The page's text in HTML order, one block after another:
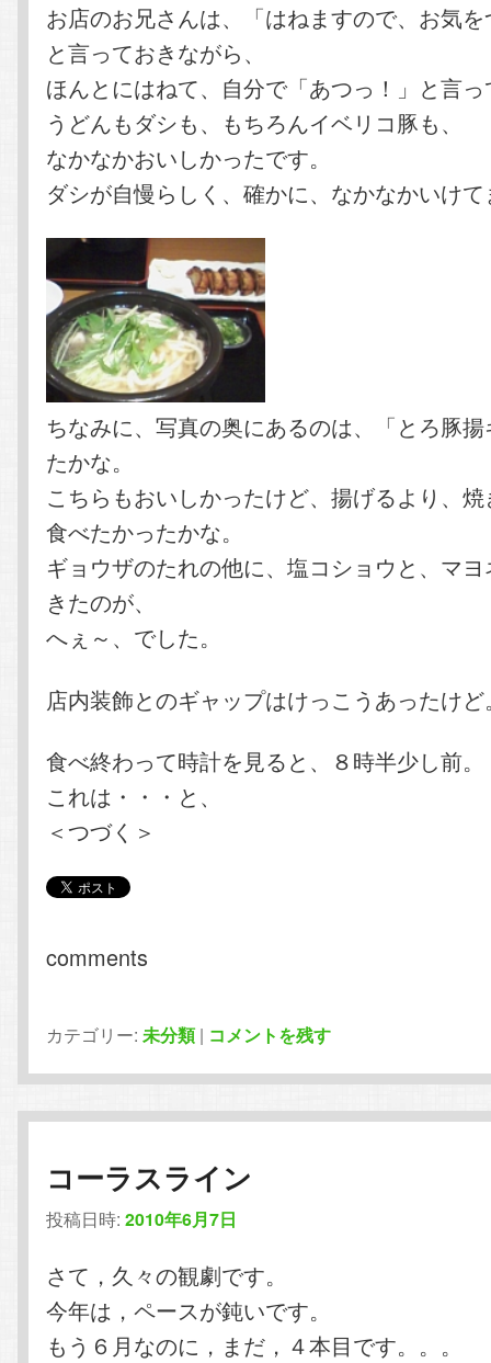
お店のお兄さんは、「はねますので、お気
と言っておきながら、
ほんとにはねて、自分で「あつっ！」と言
うどんもダシも、もちろんイベリコ豚も、
なかなかおいしかったです。
ダシが自慢らしく、確かに、なかなかいけ
ちなみに、写真の奥にあるのは、「とろ豚
たかな。
こちらもおいしかったけど、揚げるより、
食べたかったかな。
ギョウザのたれの他に、塩コショウと、マ
きたのが、
へぇ～、でした。
店内装飾とのギャップはけっこうあったけ
食べ終わって時計を見ると、８時半少し前。
これは・・・と、
＜つづく＞
comments
カテゴリー: 未分類 | コメントを残す
コーラスライン
投稿日時:2010年6月7日
さて，久々の観劇です。
今年は，ペースが鈍いです。
もう６月なのに，まだ，４本目です。。。